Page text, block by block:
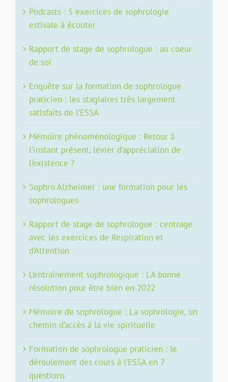
Podcasts : 5 exercices de sophrologie
estivale à écouter
Rapport de stage de sophrologue : au coeur
de soi
Enquête sur la formation de sophrologue
praticien : les stagiaires très largement
satisfaits de l’ESSA
Mémoire phénoménologique : Retour à
l’instant présent, levier d’appréciation de
l’existence ?
Sophro Alzheimer : une formation pour les
sophrologues
Rapport de stage de sophrologue : centrage
avec les exercices de Respiration et
d’Attention
L’entraînement sophrologique : LA bonne
résolution pour être bien en 2022
Mémoire de sophrologue : La sophrologie, un
chemin d’accès à la vie spirituelle
Formation de sophrologue praticien : le
déroulement des cours à l’ESSA en 7
questions